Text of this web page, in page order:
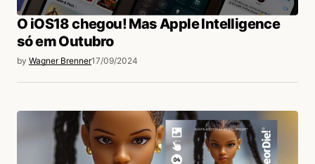
O iOS18 chegou! Mas Apple Intelligence
só em Outubro
by Wagner Brenner17/09/2024